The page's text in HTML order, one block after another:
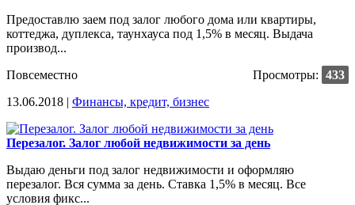
Предоставлю заем под залог любого дома или квартиры,
коттеджа, дуплекса, таунхауса под 1,5% в месяц. Выдача
производ...
Повсеместно
Просмотры: 433
13.06.2018 | Финансы, кредит, бизнес
Перезалог. Залог любой недвижимости за день
Выдаю деньги под залог недвижимости и оформляю
перезалог. Вся сумма за день. Ставка 1,5% в месяц. Все
условия фикс...